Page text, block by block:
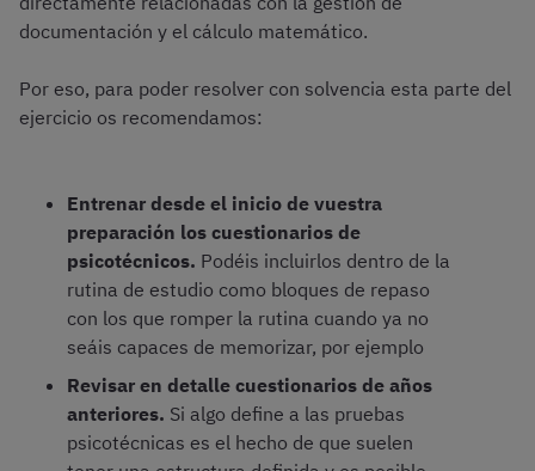
documentación y el cálculo matemático.
Por eso, para poder resolver con solvencia esta parte del
ejercicio os recomendamos:
Entrenar desde el inicio de vuestra
preparación los cuestionarios de
psicotécnicos. Podéis incluirlos dentro de la
rutina de estudio como bloques de repaso
con los que romper la rutina cuando ya no
seáis capaces de memorizar, por ejemplo
Revisar en detalle cuestionarios de años
anteriores. Si algo define a las pruebas
psicotécnicas es el hecho de que suelen